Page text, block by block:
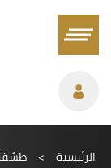
الرئيسية >